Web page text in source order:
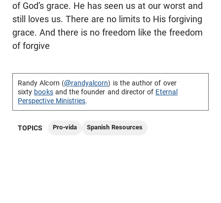
of God’s grace. He has seen us at our worst and
still loves us. There are no limits to His forgiving
grace. And there is no freedom like the freedom
of forgive
Randy Alcorn (@randyalcorn) is the author of over
sixty booksand the founder and director of Eternal
Perspective Ministries.
TOPICS Pro-vida Spanish Resources